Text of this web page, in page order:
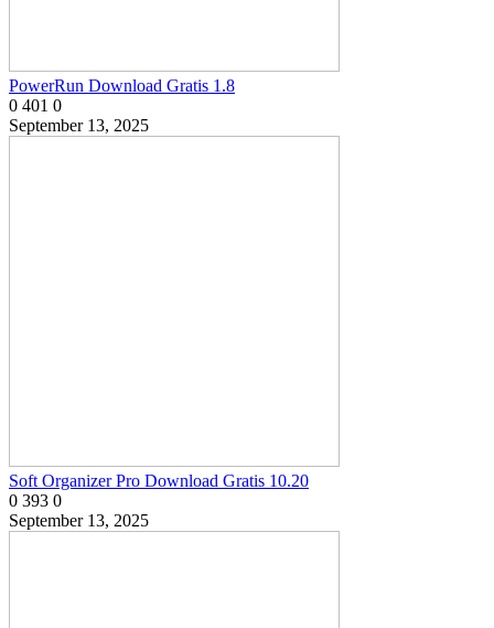
PowerRun Download Gratis 1.8
0 401 0
September 13, 2025
Soft Organizer Pro Download Gratis 10.20
0 393 0
September 13, 2025